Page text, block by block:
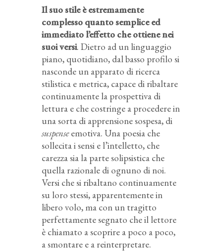
Il suo stile è estremamente
complesso quanto semplice ed
immediato l’effetto che ottiene nei
suoi versi. Dietro ad un linguaggio
piano, quotidiano, dal basso profilo si
nasconde un apparato di ricerca
stilistica e metrica, capace di ribaltare
continuamente la prospettiva di
lettura e che costringe a procedere in
una sorta di apprensione sospesa, di
suspenseemotiva. Una poesia che
sollecita i sensi e l’intelletto, che
carezza sia la parte solipsistica che
quella razionale di ognuno di noi.
Versi che si ribaltano continuamente
su loro stessi, apparentemente in
libero volo, ma con un tragitto
perfettamente segnato che il lettore
è chiamato a scoprire a poco a poco,
a smontare e a reinterpretare.